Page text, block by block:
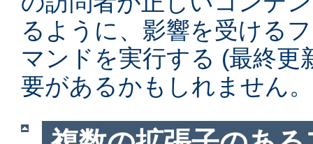
るように、影響を受ける
マンドを実行する (最終更
要があるかもしれません。